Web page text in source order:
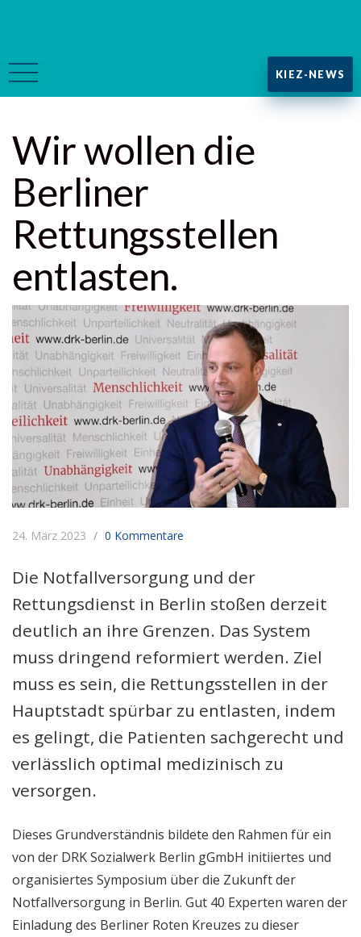
KIEZ-NEWS
Wir wollen die
Berliner
Rettungsstellen
entlasten.
24. März 2023 0 Kommentare
Die Notfallversorgung und der
Rettungsdienst in Berlin stoßen derzeit
deutlich an ihre Grenzen. Das System
muss dringend reformiert werden. Ziel
muss es sein, die Rettungsstellen in der
Hauptstadt spürbar zu entlasten, indem
es gelingt, die Patienten sachgerecht und
verlässlich optimal medizinisch zu
versorgen.
Dieses Grundverständnis bildete den Rahmen für ein
von der DRK Sozialwerk Berlin gGmbH initiiertes und
organisiertes Symposium über die Zukunft der
Notfallversorgung in Berlin. Gut 40 Experten waren der
Einladung des Berliner Roten Kreuzes zu dieser